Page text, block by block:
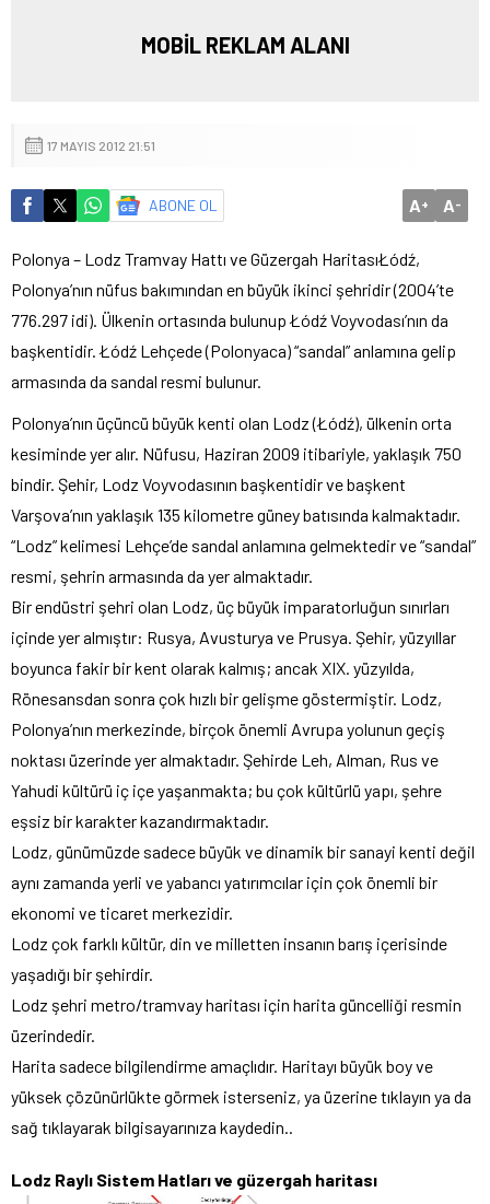
MOBİL REKLAM ALANI
17 MAYIS 2012 21:51
ABONE OL A+ A-
Polonya – Lodz Tramvay Hattı ve Güzergah HaritasıŁódź,
Polonya’nın nüfus bakımından en büyük ikinci şehridir (2004’te
776.297 idi). Ülkenin ortasında bulunup Łódź Voyvodası’nın da
başkentidir. Łódź Lehçede (Polonyaca) “sandal” anlamına gelip
armasında da sandal resmi bulunur.
Polonya’nın üçüncü büyük kenti olan Lodz (Łódź), ülkenin orta
kesiminde yer alır. Nüfusu, Haziran 2009 itibariyle, yaklaşık 750
bindir. Şehir, Lodz Voyvodasının başkentidir ve başkent
Varşova’nın yaklaşık 135 kilometre güney batısında kalmaktadır.
“Lodz” kelimesi Lehçe’de sandal anlamına gelmektedir ve “sandal”
resmi, şehrin armasında da yer almaktadır.
Bir endüstri şehri olan Lodz, üç büyük imparatorluğun sınırları
içinde yer almıştır: Rusya, Avusturya ve Prusya. Şehir, yüzyıllar
boyunca fakir bir kent olarak kalmış; ancak XIX. yüzyılda,
Rönesansdan sonra çok hızlı bir gelişme göstermiştir. Lodz,
Polonya’nın merkezinde, birçok önemli Avrupa yolunun geçiş
noktası üzerinde yer almaktadır. Şehirde Leh, Alman, Rus ve
Yahudi kültürü iç içe yaşanmakta; bu çok kültürlü yapı, şehre
eşsiz bir karakter kazandırmaktadır.
Lodz, günümüzde sadece büyük ve dinamik bir sanayi kenti değil
aynı zamanda yerli ve yabancı yatırımcılar için çok önemli bir
ekonomi ve ticaret merkezidir.
Lodz çok farklı kültür, din ve milletten insanın barış içerisinde
yaşadığı bir şehirdir.
Lodz şehri metro/tramvay haritası için harita güncelliği resmin
üzerindedir.
Harita sadece bilgilendirme amaçlıdır. Haritayı büyük boy ve
yüksek çözünürlükte görmek isterseniz, ya üzerine tıklayın ya da
sağ tıklayarak bilgisayarınıza kaydedin..
Lodz Raylı Sistem Hatlarıve güzergah haritası